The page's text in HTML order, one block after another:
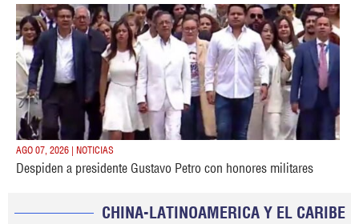
AGO 07, 2026 | NOTICIAS
Despiden a presidente Gustavo Petro con honores militares
CHINA-LATINOAMERICA Y EL CARIBE